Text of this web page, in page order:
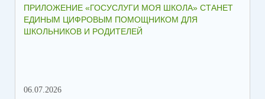
ПРИЛОЖЕНИЕ «ГОСУСЛУГИ МОЯ ШКОЛА» СТАНЕТ
ЕДИНЫМ ЦИФРОВЫМ ПОМОЩНИКОМ ДЛЯ
ШКОЛЬНИКОВ И РОДИТЕЛЕЙ
06.07.2026